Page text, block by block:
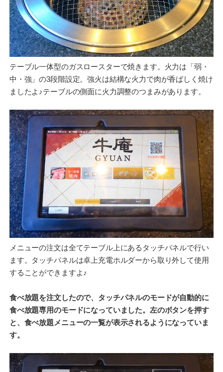
テーブル一体型のガスロースターで焼きます。火力は「弱・
中・強」の3段階設定。強火は結構な火力で肉が香ばしく焼け
ましたよ♪テーブルの側面に火力調整のつまみがあります。
メニューの注文は全てテーブル上にあるタッチパネルで行い
ます。タッチパネルは卓上充電ホルダーから取り外して使用
することができますよ♪
食べ放題を注文したので、タッチパネルのモードが自動的に
食べ放題専用のモードになっていました。左のボタンを押す
と、食べ放題メニューの一覧が表示されるようになっていま
す。